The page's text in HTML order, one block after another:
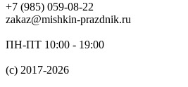
+7 (985) 059-08-22
zakaz@mishkin-prazdnik.ru
ПН-ПТ 10:00 - 19:00
(c) 2017-2026